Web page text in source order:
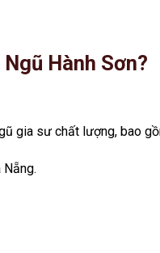
Hành Sơn?
gia sư chất lượng, bao